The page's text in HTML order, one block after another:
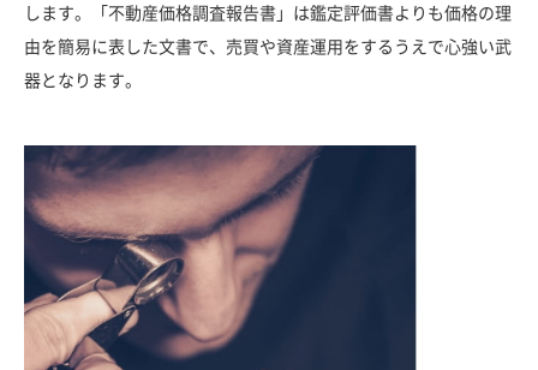
します。「不動産価格調査報告書」は鑑定評価書よりも価格の理
由を簡易に表した文書で、売買や資産運用をするうえで心強い武
器となります。